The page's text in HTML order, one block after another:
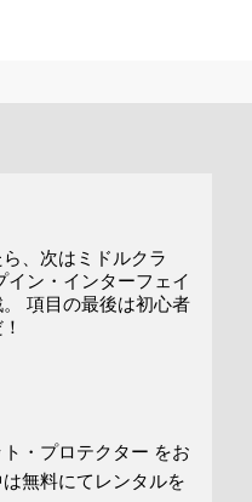
、次はミドルクラ
イン・インターフェイ
項目の最後は初心者
・プロテクター をお
無料にてレンタルを